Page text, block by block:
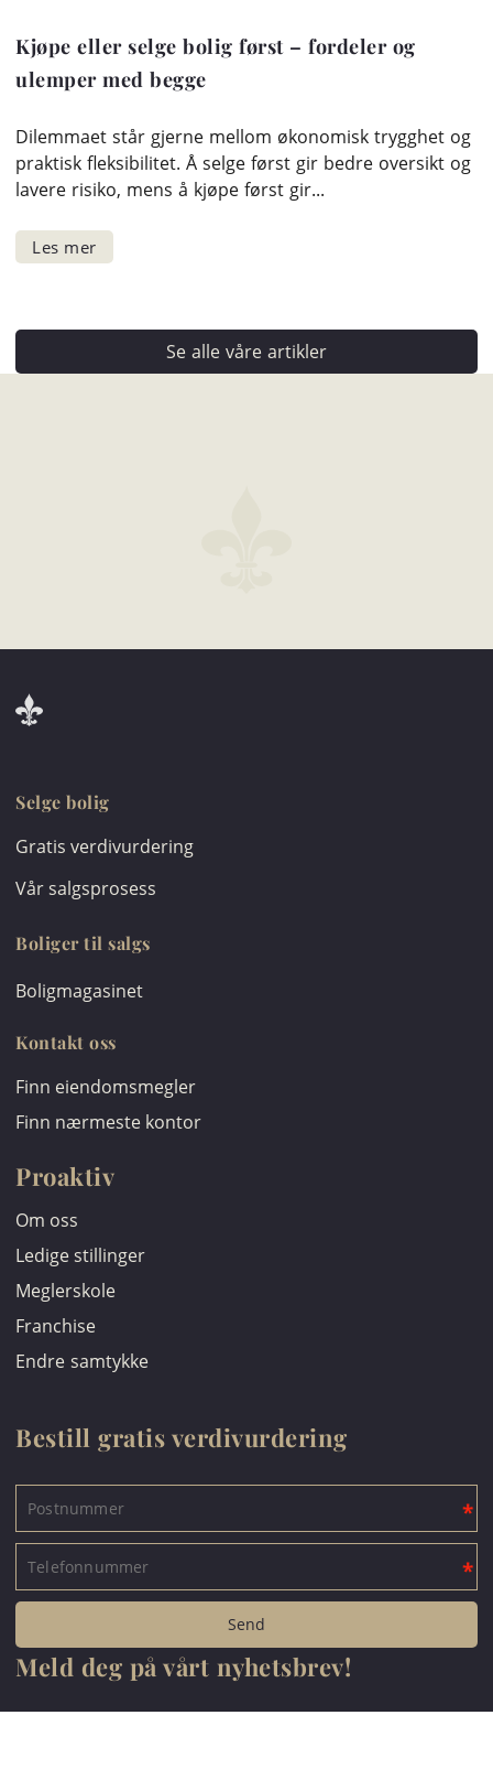
Kjøpe eller selge bolig først – fordeler og
ulemper med begge
Dilemmaet står gjerne mellom økonomisk trygghet og
praktisk fleksibilitet. Å selge først gir bedre oversikt og
lavere risiko, mens å kjøpe først gir...
Se alle våre artikler
Selge bolig
Gratis verdivurdering
Vår salgsprosess
Boliger til salgs
Boligmagasinet
Kontakt oss
Finn eiendomsmegler
Finn nærmeste kontor
Proaktiv
Om oss
Ledige stillinger
Meglerskole
Franchise
Endre samtykke
Bestill gratis verdivurdering
Meld deg på vårt nyhetsbrev!